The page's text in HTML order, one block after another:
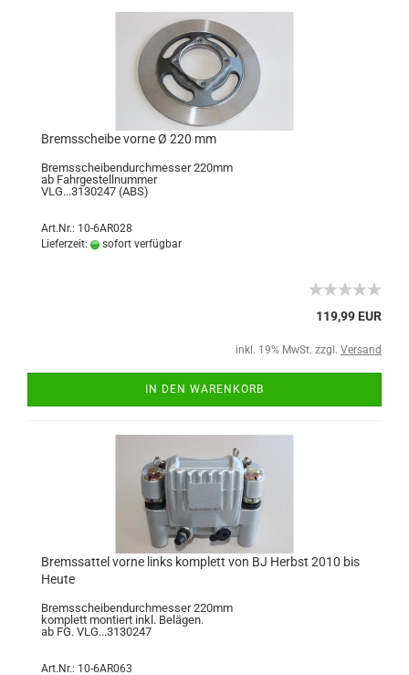
Bremsscheibe vorne Ø 220 mm
Bremsscheibendurchmesser 220mm
ab Fahrgestellnummer
VLG...3130247 (ABS)
Art.Nr.: 10-6AR028
Lieferzeit:
sofort verfügbar
119,99 EUR
inkl. 19% MwSt. zzgl. Versand
IN DEN WARENKORB
Bremssattel vorne links komplett von BJ Herbst 2010 bis
Heute
Bremsscheibendurchmesser 220mm
komplett montiert inkl. Belägen.
ab FG. VLG...3130247
Art.Nr.: 10-6AR063